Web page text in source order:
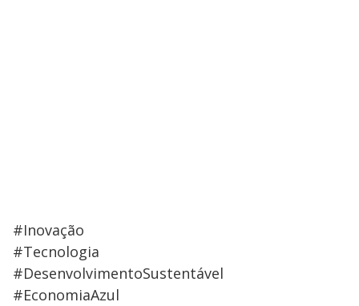
#Inovação
#Tecnologia
#DesenvolvimentoSustentável
#EconomiaAzul